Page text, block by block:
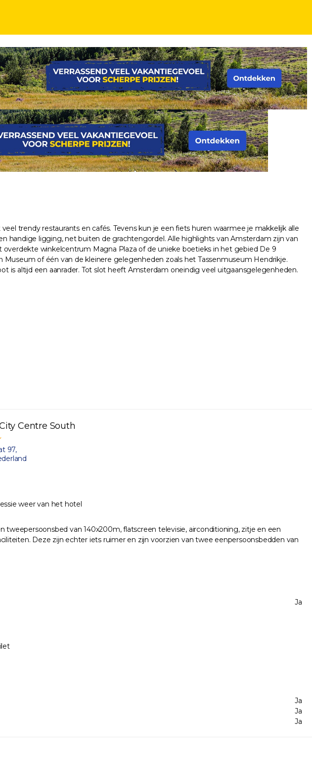
trendy restaurants en cafés. Tevens kun je een fiets huren waarmee je makkelijk alle
ligging, net buiten de grachtengordel. Alle highlights van Amsterdam zijn van
winkelcentrum Magna Plaza of de unieke boetieks in het gebied De 9
of één van de kleinere gelegenheden zoals het Tassenmuseum Hendrikje.
is altijd een aanrader. Tot slot heeft Amsterdam oneindig veel uitgaansgelegenheden.
Centre South
97,
weer van het hotel
van 140x200m, flatscreen televisie, airconditioning, zitje en een
Deze zijn echter iets ruimer en zijn voorzien van twee eenpersoonsbedden van
Ja
Ja
Ja
Ja